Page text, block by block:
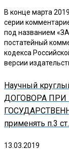
В конце марта
серии
под названием
постатейный
кодекса
версии
Научный
ДОГОВОРА
применять п.3
13.03.2019